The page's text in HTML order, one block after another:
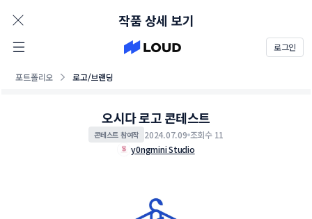
로그인
포트폴리오 로고/브랜딩
작품 상세 보기
오시다 로고 콘테스트
콘테스트 참여작 2024.07.09 조회수 11
y0ngmini Studio